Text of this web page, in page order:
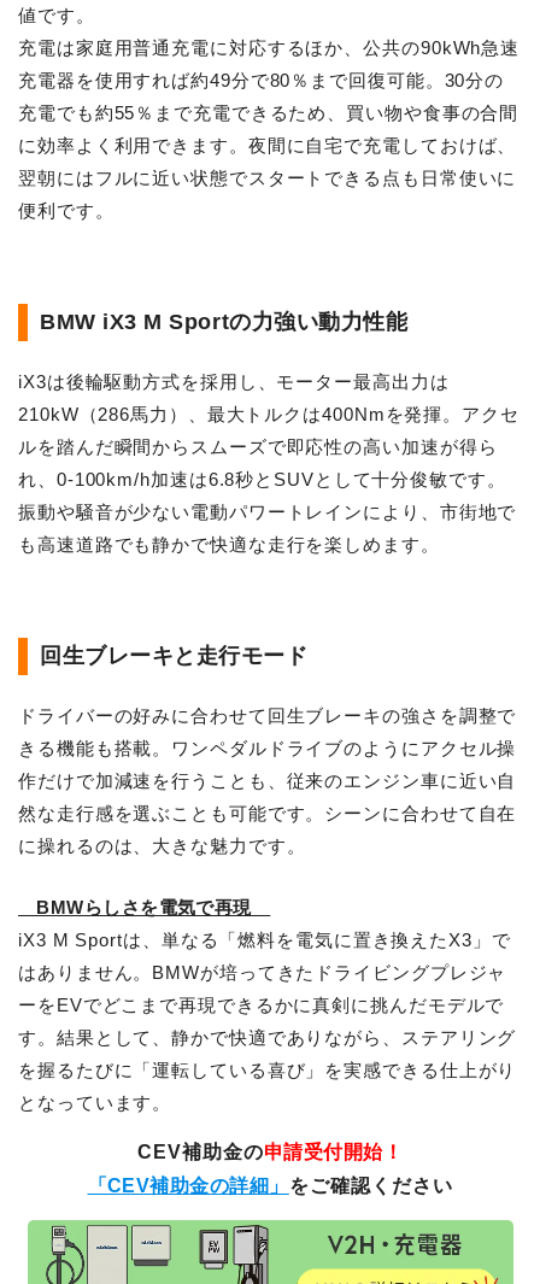
値です。
充電は家庭用普通充電に対応するほか、公共の90kWh急速
充電器を使用すれば約49分で80％まで回復可能。30分の
充電でも約55％まで充電できるため、買い物や食事の合間
に効率よく利用できます。夜間に自宅で充電しておけば、
翌朝にはフルに近い状態でスタートできる点も日常使いに
便利です。
BMW iX3 M Sportの力強い動力性能
iX3は後輪駆動方式を採用し、モーター最高出力は
210kW（286馬力）、最大トルクは400Nmを発揮。アクセ
ルを踏んだ瞬間からスムーズで即応性の高い加速が得ら
れ、0-100km/h加速は6.8秒とSUVとして十分俊敏です。
振動や騒音が少ない電動パワートレインにより、市街地で
も高速道路でも静かで快適な走行を楽しめます。
回生ブレーキと走行モード
ドライバーの好みに合わせて回生ブレーキの強さを調整で
きる機能も搭載。ワンペダルドライブのようにアクセル操
作だけで加減速を行うことも、従来のエンジン車に近い自
然な走行感を選ぶことも可能です。シーンに合わせて自在
に操れるのは、大きな魅力です。
BMWらしさを電気で再現
iX3 M Sportは、単なる「燃料を電気に置き換えたX3」で
はありません。BMWが培ってきたドライビングプレジャ
ーをEVでどこまで再現できるかに真剣に挑んだモデルで
す。結果として、静かで快適でありながら、ステアリング
を握るたびに「運転している喜び」を実感できる仕上がり
となっています。
CEV補助金の申請受付開始！
「CEV補助金の詳細」 をご確認ください